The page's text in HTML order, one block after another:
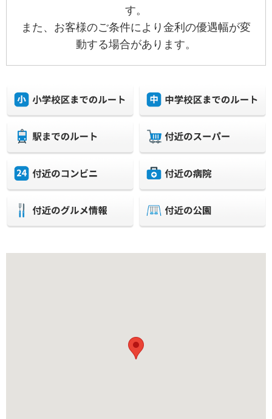
す。
また、お客様のご条件により金利の優遇幅が変
動する場合があります。